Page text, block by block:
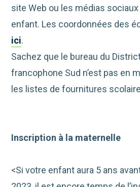
site Web ou les médias sociaux
enfant. Les coordonnées des
ici.
Sachez que le bureau du
francophone Sud n’est pas en
les listes de fournitures
Inscription à la maternelle
<Si votre enfant aura 5 ans